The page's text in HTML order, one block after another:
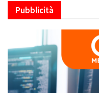
Pubblicità